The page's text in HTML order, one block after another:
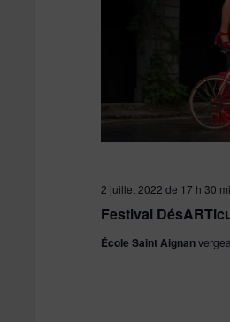
Festival
2 juillet 2022 de 17 h 30
École Saint Aignan